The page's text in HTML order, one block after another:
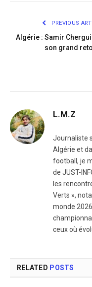
PREVIOUS
Algérie : Samir
son grand
L.M.Z
Journaliste
Algérie et
football, je
de JUST-
les
Verts »,
monde
ceux où
RELATED POSTS